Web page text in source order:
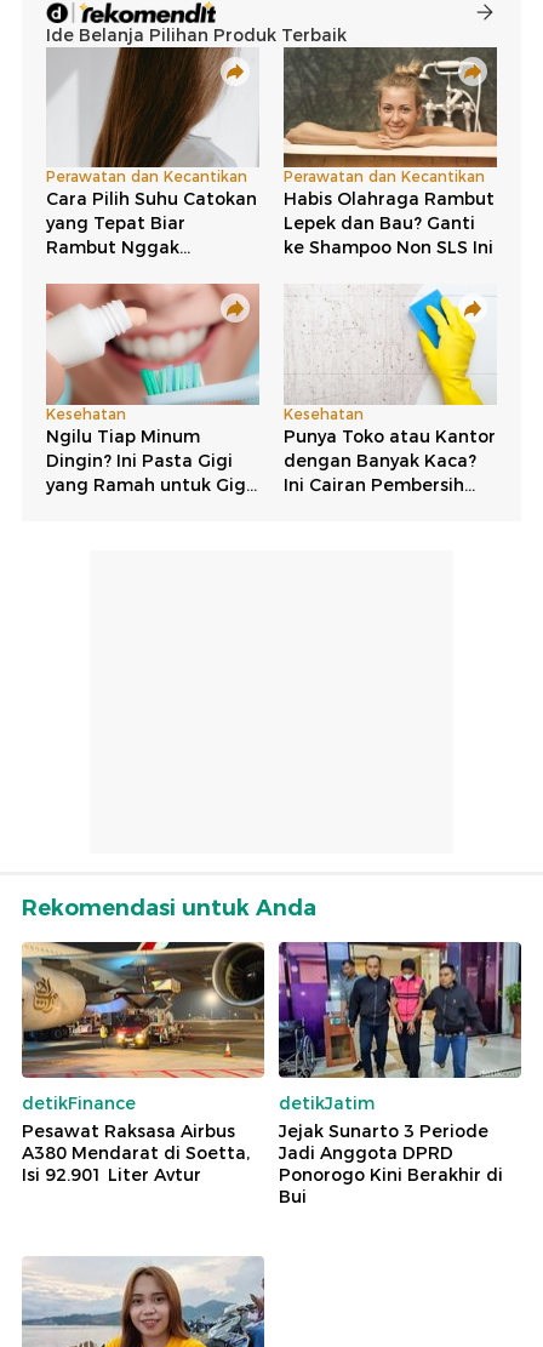
Rekomendasi untuk Anda
detikFinance
Pesawat Raksasa Airbus
A380 Mendarat di Soetta,
Isi 92.901 Liter Avtur
detikJatim
Jejak Sunarto 3 Periode
Jadi Anggota DPRD
Ponorogo Kini Berakhir di
Bui